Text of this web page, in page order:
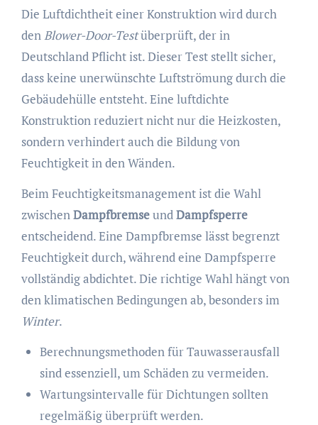
Die Luftdichtheit einer Konstruktion wird durch
denBlower-Door-Testüberprüft, der in
Deutschland Pflicht ist. Dieser Test stellt sicher,
dass keine unerwünschte Luftströmung durch die
Gebäudehülle entsteht. Eine luftdichte
Konstruktion reduziert nicht nur die Heizkosten,
sondern verhindert auch die Bildung von
Feuchtigkeit in den Wänden.
Beim Feuchtigkeitsmanagement ist die Wahl
zwischenDampfbremseundDampfsperre
entscheidend. Eine Dampfbremse lässt begrenzt
Feuchtigkeit durch, während eine Dampfsperre
vollständig abdichtet. Die richtige Wahl hängt von
den klimatischen Bedingungen ab, besonders im
Winter.
Berechnungsmethoden für Tauwasserausfall
sind essenziell, um Schäden zu vermeiden.
Wartungsintervalle für Dichtungen sollten
regelmäßig überprüft werden.